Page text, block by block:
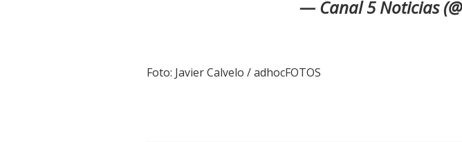
— Canal 5 Noticias
Foto: Javier Calvelo / adhocFOTOS